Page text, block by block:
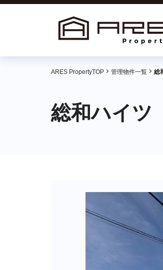
ARES PropertyTOP 管理物件一覧 総
総和ハイツ